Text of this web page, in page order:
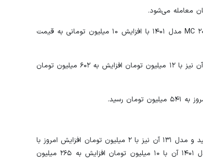
پژو ۲۰۷ اتوماتیک مدل ۱۴۰۰ با ۳۰ میلیون تومان افزایش به ۷۶۰ میلیون تومان رسید و پژو ۲۰۷ MC مدل ۱۴۰۱ با افزایش ۱۰ میلیون تومانی به قیمت
پژو ۲۰۷ دنده‌ای مدل ۱۴۰۰ با ۱۱ میلیون تومان افزایش به ۵۹۱ میلیون تومان رسید و مدل ۱۴۰۱ آن نیز با ۱۲ میلیون تومان افزایش به ۶۰۲ میلیون تومان
در بین خودروهای پراید، مدل ۱۱۱ آن امروز با کاهش ۲ میلیون تومانی به ۲۹۸ میلیون تومان رسید و مدل ۱۳۱ آن نیز با ۲ میلیون تومان افزایش امروز با
قیمت ۲۸۶ میلیون تومان فروخته می‌شود. پراید ۱۵۱ اما افزایش قیمت داشت به طوری که مدل ۱۴۰۱ آن با ۱۰ میلیون تومان افزایش به ۲۶۵ میلیون